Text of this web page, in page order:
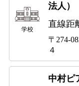
学校
法人）
直線距
〒274-
４
中村ピ